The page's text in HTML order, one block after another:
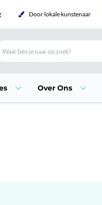
Door lokale kunstenaar
Over Ons